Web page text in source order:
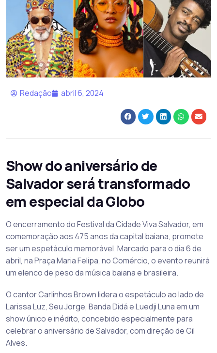
Redação abril 6, 2024
Show do aniversário de
Salvador será transformado
em especial da Globo
O encerramento do Festival da Cidade Viva Salvador, em
comemoração aos 475 anos da capital baiana, promete
ser um espetáculo memorável. Marcado para o dia 6 de
abril, na Praça Maria Felipa, no Comércio, o evento reunirá
um elenco de peso da música baiana e brasileira.
O cantor Carlinhos Brown lidera o espetáculo ao lado de
Larissa Luz, Seu Jorge, Banda Didá e Luedji Luna em um
show único e inédito, concebido especialmente para
celebrar o aniversário de Salvador, com direção de Gil
Alves.